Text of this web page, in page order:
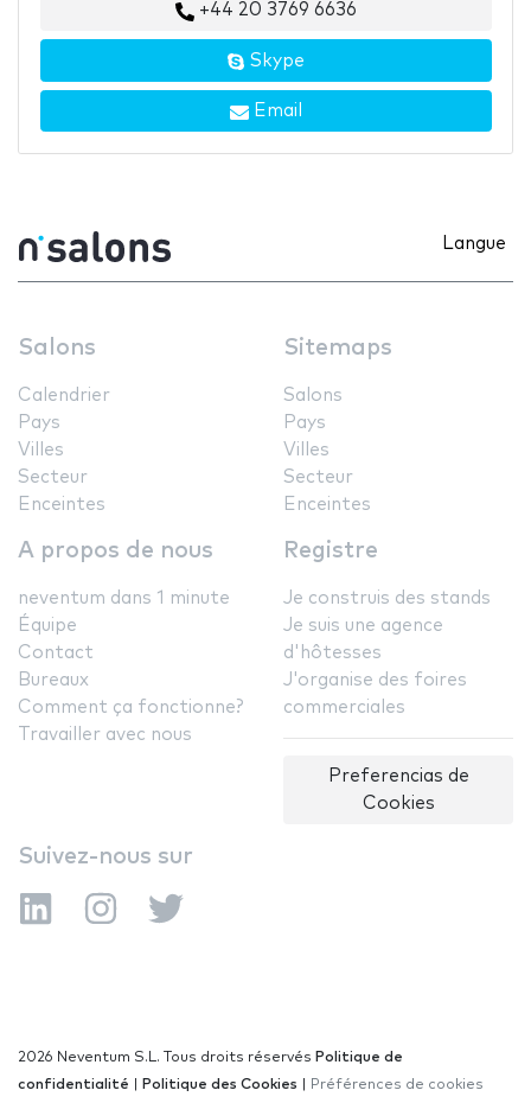
+44 20 3769 6636
Skype
Email
Langue
Salons
Calendrier
Pays
Villes
Secteur
Enceintes
Sitemaps
Salons
Pays
Villes
Secteur
Enceintes
A propos de nous
neventum dans 1 minute
Équipe
Contact
Bureaux
Comment ça fonctionne?
Travailler avec nous
Registre
Je construis des stands
Je suis une agence
d'hôtesses
J'organise des foires
commerciales
Preferencias de
Cookies
Suivez-nous sur
2026 Neventum S.L. Tous droits réservés Politique de
confidentialité
Politique des Cookies Préférences de cookies